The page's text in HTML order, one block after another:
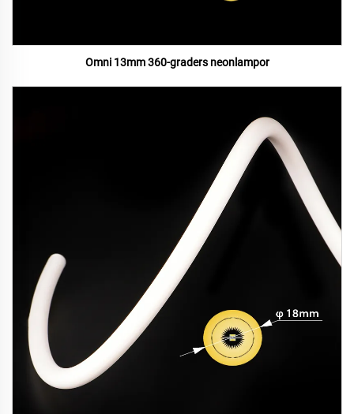
Omni 13mm 360-graders neonlampor